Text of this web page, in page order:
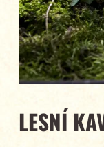
LESNÍ